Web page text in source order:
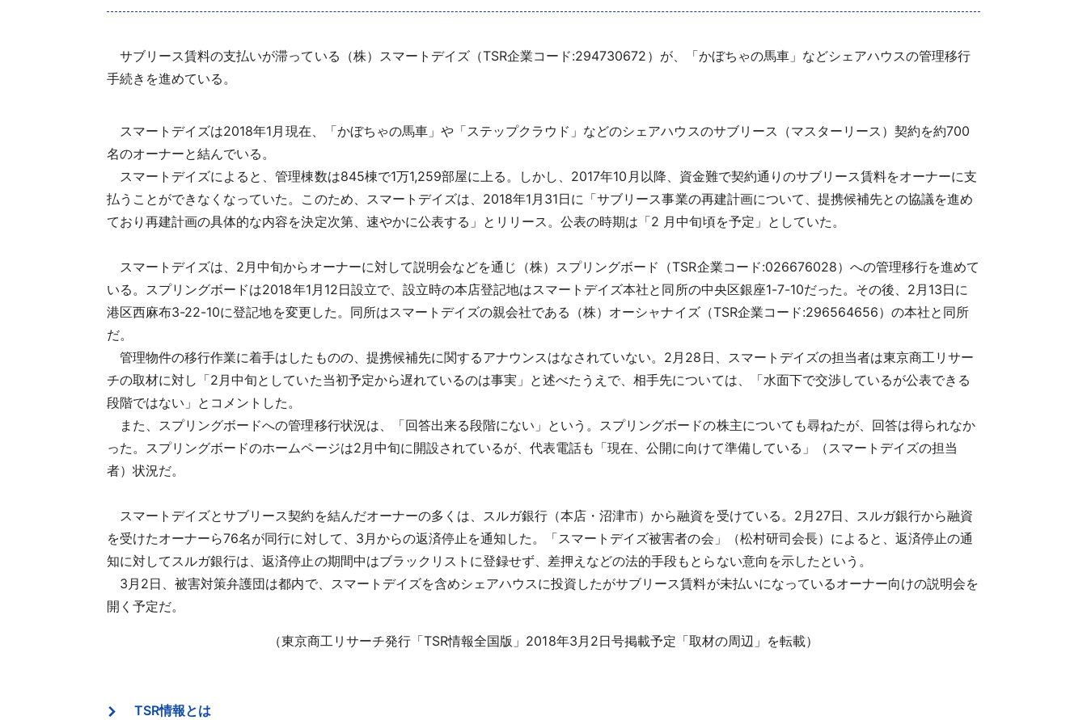
サブリース賃料の支払いが滞っている（株）スマートデイズ（TSR企業コード:294730672）が、「かぼちゃの馬車」などシェアハウスの管理移行
手続きを進めている。
スマートデイズは2018年1月現在、「かぼちゃの馬車」や「ステップクラウド」などのシェアハウスのサブリース（マスターリース）契約を約700
名のオーナーと結んでいる。
スマートデイズによると、管理棟数は845棟で1万1,259部屋に上る。しかし、2017年10月以降、資金難で契約通りのサブリース賃料をオーナーに支
払うことができなくなっていた。このため、スマートデイズは、2018年1月31日に「サブリース事業の再建計画について、提携候補先との協議を進め
ており再建計画の具体的な内容を決定次第、速やかに公表する」とリリース。公表の時期は「2 月中旬頃を予定」としていた。
スマートデイズは、2月中旬からオーナーに対して説明会などを通じ（株）スプリングボード（TSR企業コード:026676028）への管理移行を進めて
いる。スプリングボードは2018年1月12日設立で、設立時の本店登記地はスマートデイズ本社と同所の中央区銀座1-7-10だった。その後、2月13日に
港区西麻布3-22-10に登記地を変更した。同所はスマートデイズの親会社である（株）オーシャナイズ（TSR企業コード:296564656）の本社と同所
だ。
管理物件の移行作業に着手はしたものの、提携候補先に関するアナウンスはなされていない。2月28日、スマートデイズの担当者は東京商工リサー
チの取材に対し「2月中旬としていた当初予定から遅れているのは事実」と述べたうえで、相手先については、「水面下で交渉しているが公表できる
段階ではない」とコメントした。
また、スプリングボードへの管理移行状況は、「回答出来る段階にない」という。スプリングボードの株主についても尋ねたが、回答は得られなか
った。スプリングボードのホームページは2月中旬に開設されているが、代表電話も「現在、公開に向けて準備している」（スマートデイズの担当
者）状況だ。
スマートデイズとサブリース契約を結んだオーナーの多くは、スルガ銀行（本店・沼津市）から融資を受けている。2月27日、スルガ銀行から融資
を受けたオーナーら76名が同行に対して、3月からの返済停止を通知した。「スマートデイズ被害者の会」（松村研司会長）によると、返済停止の通
知に対してスルガ銀行は、返済停止の期間中はブラックリストに登録せず、差押えなどの法的手段もとらない意向を示したという。
3月2日、被害対策弁護団は都内で、スマートデイズを含めシェアハウスに投資したがサブリース賃料が未払いになっているオーナー向けの説明会を
開く予定だ。
（東京商工リサーチ発行「TSR情報全国版」2018年3月2日号掲載予定「取材の周辺」を転載）
TSR情報とは